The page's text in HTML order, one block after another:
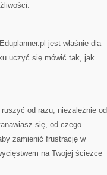
jest właśnie dla
uczyć się mówić tak, jak
od razu, niezależnie od
się, od czego
zamienić frustrację w
na Twojej ścieżce